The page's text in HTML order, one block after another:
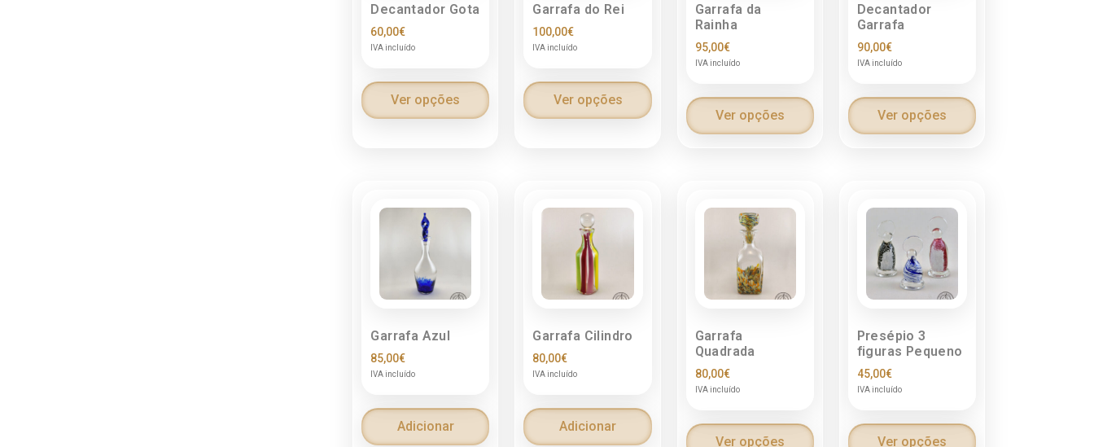
Decantador Gota
60,00€
IVA incluído
Ver opções
Garrafa do Rei
100,00€
IVA incluído
Ver opções
Garrafa da
Rainha
95,00€
IVA incluído
Ver opções
Decantador
Garrafa
90,00€
IVA incluído
Ver opções
Garrafa Azul
85,00€
IVA incluído
Adicionar
Garrafa Cilindro
80,00€
IVA incluído
Adicionar
Garrafa
Quadrada
80,00€
IVA incluído
Ver opções
Presépio 3
figuras Pequeno
45,00€
IVA incluído
Ver opções